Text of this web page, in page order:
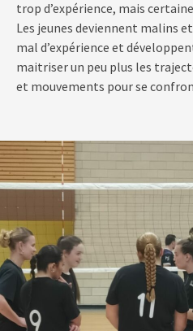
trop d’expérience, mais
Les jeunes deviennent malins
mal d’expérience et
maitriser un peu plus les
et mouvements pour se